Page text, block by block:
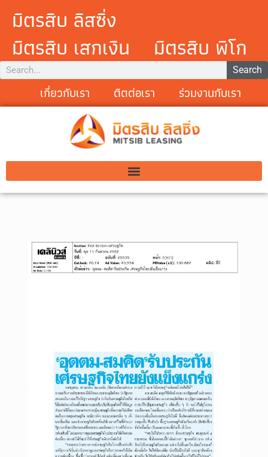
มิตรสิบ ลิสซิ่ง
มิตรสิบ เสกเงิน
มิตรสิบ พิโก
Search
เกี่ยวกับเรา ติตต่อเรา ร่วมงานกับเรา